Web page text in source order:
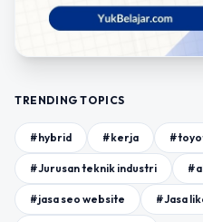
TRENDING TOPICS
#hybrid #kerja
#Jurusan teknik industri
#jasa seo website #Jasa